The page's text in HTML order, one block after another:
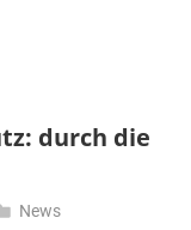
durch die
News